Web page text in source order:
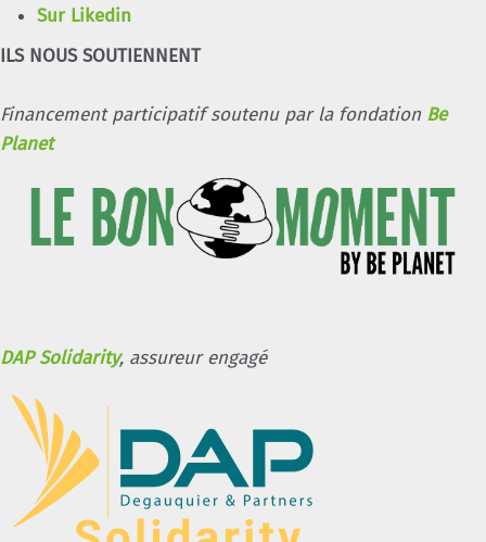
Sur Likedin
ILS NOUS SOUTIENNENT
Financement participatif soutenu par la fondation Be
Planet
DAP Solidarity, assureur engagé